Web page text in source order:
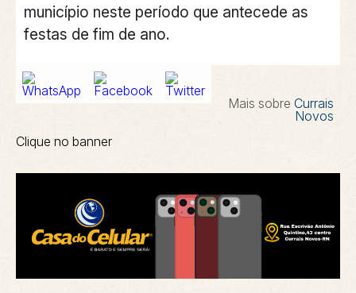
município neste período que antecede as
festas de fim de ano.
Mais sobre Currais
Novos
Clique no banner